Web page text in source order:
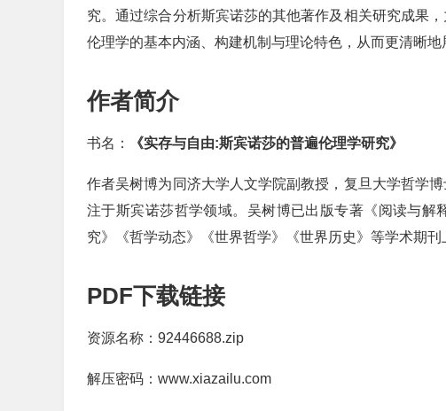
究。通过综合分析斯宾诺莎的其他著作及相关研究成果
伦理学的基本内涵、构建机制与理论特色，从而更清晰
作者简介
书名： 《实存与自由:斯宾诺莎的普遍伦理学研究》
作者吴树博为同济大学人文学院副教授，复旦大学哲学
注于斯宾诺莎哲学领域。吴树博已出版专著《阅读与
究》《哲学动态》《世界哲学》《世界历史》等学术期刊
PDF下载链接
资源名称：92446688.zip
解压密码：www.xiazailu.com